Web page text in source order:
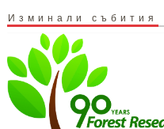
Изминали събития